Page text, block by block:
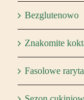
Bezglutenowo
Znakomite
Fasolowe